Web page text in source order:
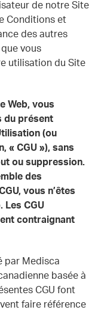
de notre Site
Conditions et
des autres
vous
utilisation du Site
Web, vous
du présent
(ou
« CGU »), sans
ou suppression.
des
vous n’êtes
Les CGU
contraignant
par Medisca
basée à
CGU font
faire référence